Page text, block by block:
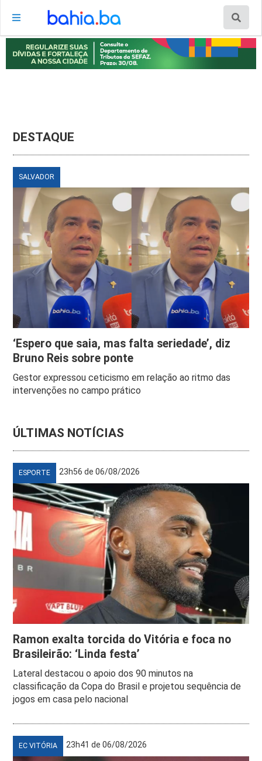
DESTAQUE
SALVADOR
‘Espero que saia, mas falta seriedade’, diz
Bruno Reis sobre ponte
Gestor expressou ceticismo em relação ao ritmo das
intervenções no campo prático
ÚLTIMAS NOTÍCIAS
ESPORTE 23h56 de 06/08/2026
Ramon exalta torcida do Vitória e foca no
Brasileirão: ‘Linda festa’
Lateral destacou o apoio dos 90 minutos na
classificação da Copa do Brasil e projetou sequência de
jogos em casa pelo nacional
EC VITÓRIA 23h41 de 06/08/2026